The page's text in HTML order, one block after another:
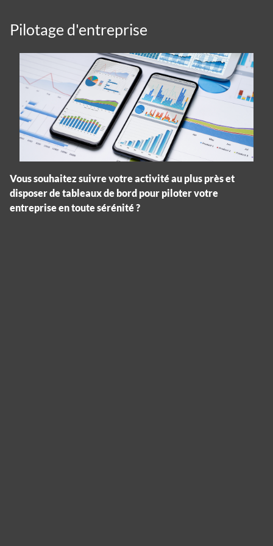
Pilotage d'entreprise
Vous souhaitez suivre votre activité au plus près et
disposer de tableaux de bord pour piloter votre
entreprise en toute sérénité ?